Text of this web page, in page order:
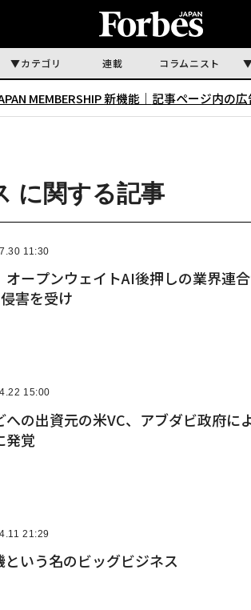
カテゴリ 連載 コラムニスト
MEMBERSHIP 新機能｜ 記事ページ内の
に関する記事
11:30
オープンウェイトAI後押しの業界連
害を受け
15:00
の出資元の米VC、アブダビ政府に
発覚
21:29
いう名のビッグビジネス